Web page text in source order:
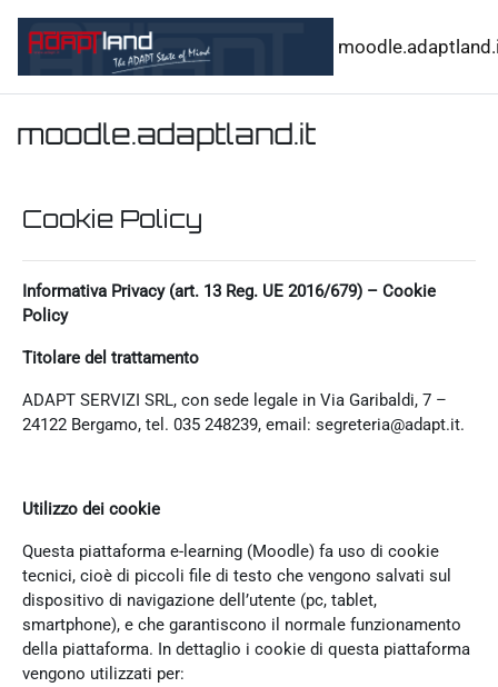
moodle.adaptland.it
Cookie Policy
Informativa Privacy (art. 13 Reg. UE 2016/679) – Cookie
Policy
Titolare del trattamento
ADAPT SERVIZI SRL, con sede legale in Via Garibaldi, 7 –
24122 Bergamo, tel. 035 248239, email: segreteria@adapt.it.
Utilizzo dei cookie
Questa piattaforma e-learning (Moodle) fa uso di cookie
tecnici, cioè di piccoli file di testo che vengono salvati sul
dispositivo di navigazione dell’utente (pc, tablet,
smartphone), e che garantiscono il normale funzionamento
della piattaforma. In dettaglio i cookie di questa piattaforma
vengono utilizzati per: